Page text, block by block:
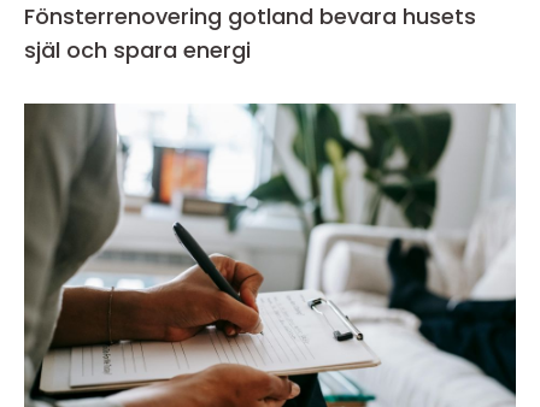
Fönsterrenovering gotland bevara husets
själ och spara energi